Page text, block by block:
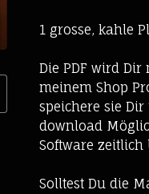
1 grosse, kahle
Die PDF wird
meinem Shop
speichere sie
download
Software zeitlich
Solltest Du die